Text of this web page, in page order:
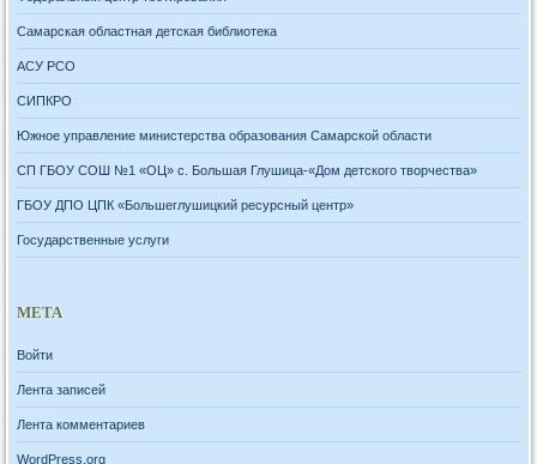
Самарская областная детская библиотека
АСУ РСО
СИПКРО
Южное управление министерства образования Самарской области
СП ГБОУ СОШ №1 «ОЦ» с. Большая Глушица-«Дом детского творчества»
ГБОУ ДПО ЦПК «Большеглушицкий ресурсный центр»
Государственные услуги
МЕТА
Войти
Лента записей
Лента комментариев
WordPress.org